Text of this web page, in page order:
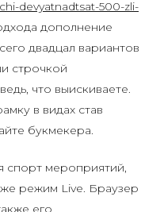
devyatnadtsat-500-zli-
дополнение
двадцал вариантов
строчкой
что выискиваете.
в видах став
букмекера.
спорт мероприятий,
режим Live. Браузер
его